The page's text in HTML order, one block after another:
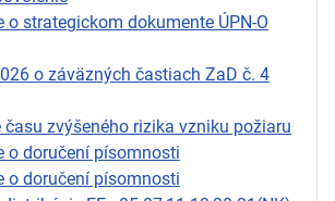
o strategickom dokumente ÚPN-O
o záväzných častiach ZaD č. 4
času zvýšeného rizika vzniku požiaru
o doručení písomnosti
o doručení písomnosti